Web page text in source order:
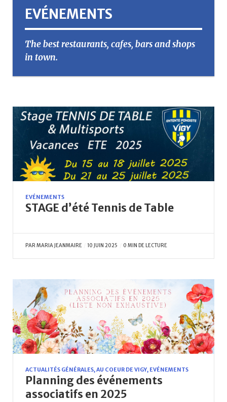
EVÉNEMENTS
The best restaurants, cafes, bars and shops
in town.
EVÉNEMENTS
STAGE d’été Tennis de Table
PARMARIA JEANMAIRE 10 JUIN 2025 0 MIN DE LECTURE
ACTUALITÉS GÉNÉRALES,AU COEUR DE VIGY, EVÉNEMENTS
Planning des événements
associatifs en 2025